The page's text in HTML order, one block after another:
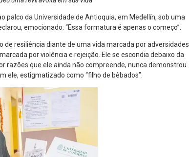
palco da Universidade de Antioquia, em Medellín, sob uma
emocionado: “Essa formatura é apenas o começo”.
resiliência diante de uma vida marcada por adversidades.
por violência e rejeição. Ele se escondia debaixo da
razões que ele ainda não compreende, nunca demonstrou
ele, estigmatizado como “filho de bêbados”.